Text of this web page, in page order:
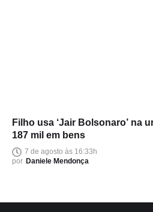
Filho usa ‘Jair Bolsonaro’ na
187 mil em bens
7 de agosto às 16:33h
por Daniele Mendonça